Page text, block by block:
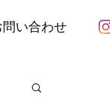
問い合わせ